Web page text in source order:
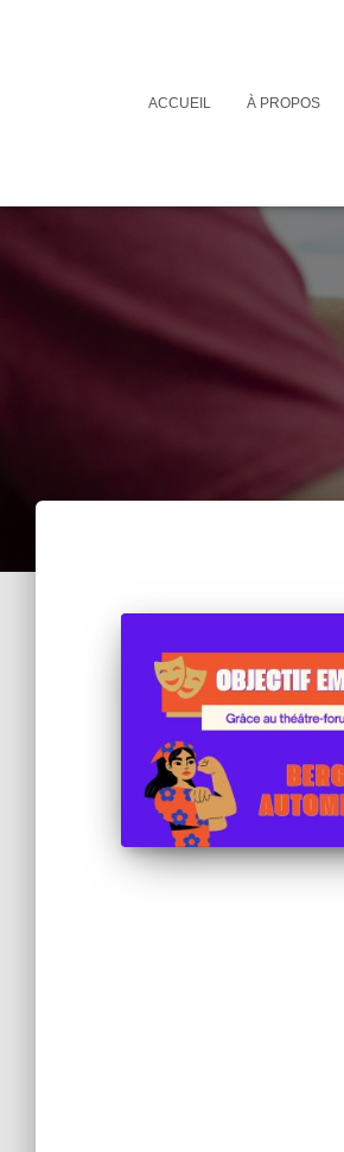
ACCUEIL À PROPOS